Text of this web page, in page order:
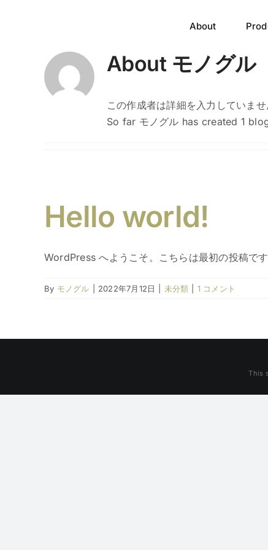
About
About モノグル
この作成者は詳細を入力していませ
So far モノグル has created 1
Hello world!
WordPress へようこそ。こちらは最初の投稿で
By モノグル 2022年7月12日 未分類 1 コメント
This